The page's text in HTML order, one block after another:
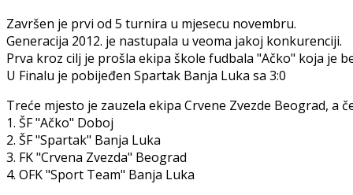
Završen je prvi od 5 turnira u mjesecu novembru.
Generacija 2012. je nastupala u veoma jakoj konkurenciji.
Prva kroz cilj je prošla ekipa škole fudbala "Ačko" koja je
U Finalu je pobijeđen Spartak Banja Luka sa 3:0
Treće mjesto je zauzela ekipa Crvene Zvezde Beograd, a
1. ŠF "Ačko" Doboj
2. ŠF "Spartak" Banja Luka
3. FK "Crvena Zvezda" Beograd
4. OFK "Sport Team" Banja Luka